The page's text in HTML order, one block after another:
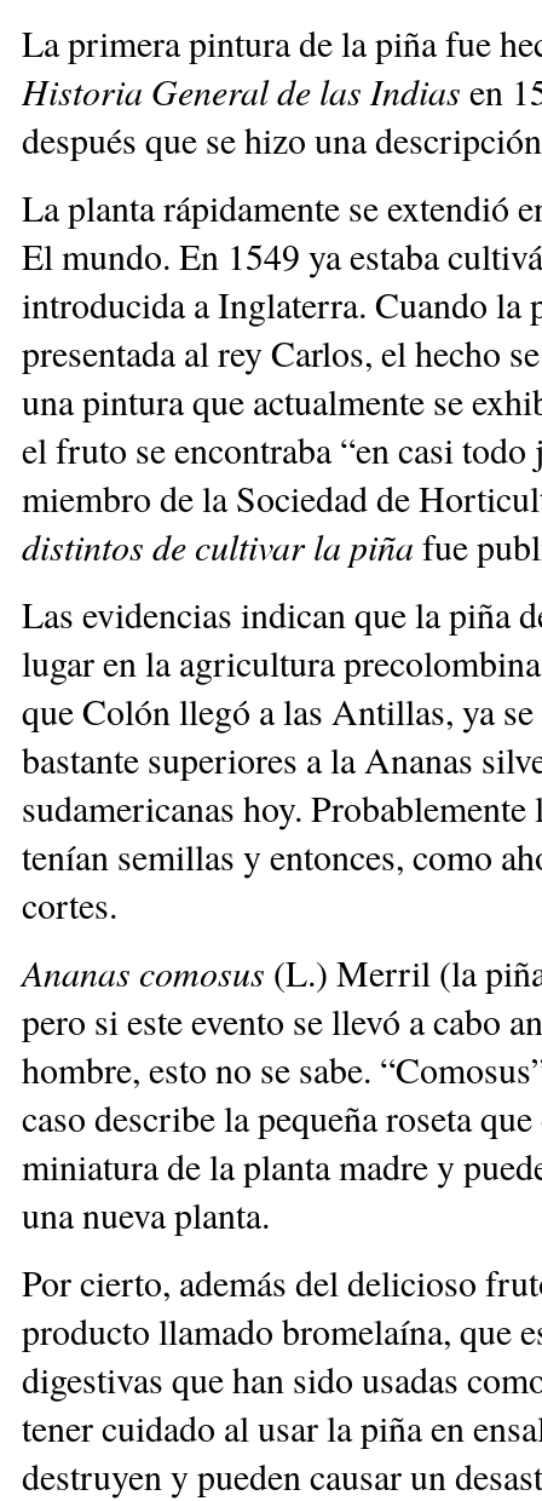
La primera pintura de la piña fue
Historia General de las Indias en
después que se hizo una
La planta rápidamente se extendió
El mundo. En 1549 ya estaba
introducida a Inglaterra. Cuando la
presentada al rey Carlos, el hecho
una pintura que actualmente se
el fruto se encontraba “en casi
miembro de la Sociedad de
distintos de cultivar la piña fue
Las evidencias indican que la piña
lugar en la agricultura
que Colón llegó a las Antillas, ya
bastante superiores a la Ananas
sudamericanas hoy.
tenían semillas y entonces, como
cortes.
Ananas comosus (L.) Merril (la
pero si este evento se llevó a cabo
hombre, esto no se sabe.
caso describe la pequeña roseta
miniatura de la planta madre y
una nueva planta.
Por cierto, además del delicioso
producto llamado bromelaína, que
digestivas que han sido usadas
tener cuidado al usar la piña en
destruyen y pueden causar un